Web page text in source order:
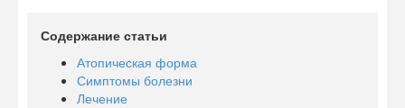
Содержание статьи
Атопическая форма
Симптомы болезни
Лечение